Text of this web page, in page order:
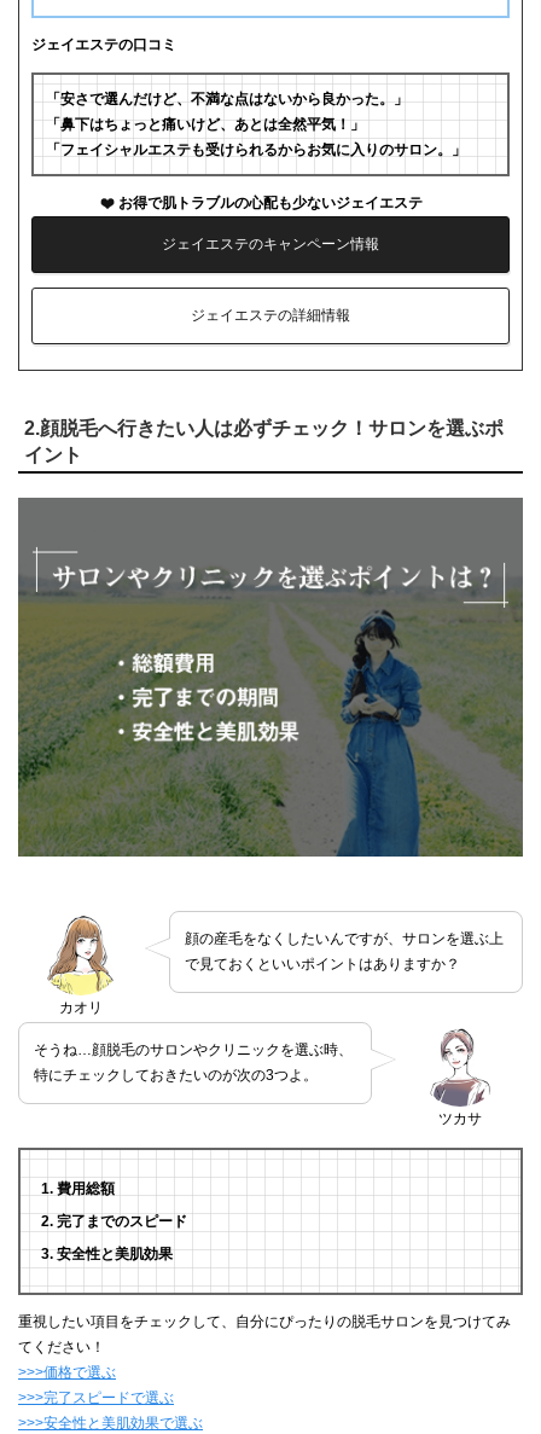
ジェイエステの口コミ
「安さで選んだけど、不満な点はないから良かった。」
「鼻下はちょっと痛いけど、あとは全然平気！」
「フェイシャルエステも受けられるからお気に入りのサロン。」
お得で肌トラブルの心配も少ないジェイエステ
ジェイエステのキャンペーン情報
ジェイエステの詳細情報
2.顔脱毛へ行きたい人は必ずチェック！サロンを選ぶポ
イント
カオリ
顔の産毛をなくしたいんですが、サロンを選ぶ上
で見ておくといいポイントはありますか？
ツカサ
そうね…顔脱毛のサロンやクリニックを選ぶ時、
特にチェックしておきたいのが次の3つよ。
費用総額
完了までのスピード
安全性と美肌効果
重視したい項目をチェックして、自分にぴったりの脱毛サロンを見つけてみ
てください！
>>>価格で選ぶ
>>>完了スピードで選ぶ
>>>安全性と美肌効果で選ぶ